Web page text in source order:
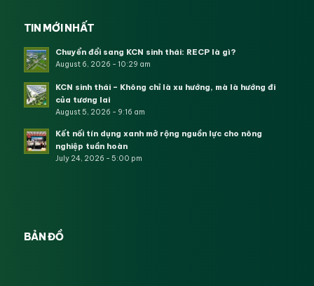
TIN MỚI NHẤT
Chuyển đổi sang KCN sinh thái: RECP là gì?
August 6, 2026 - 10:29 am
KCN sinh thái – Không chỉ là xu hướng, mà là hướng đi
của tương lai
August 5, 2026 - 9:16 am
Kết nối tín dụng xanh mở rộng nguồn lực cho nông
nghiệp tuần hoàn
July 24, 2026 - 5:00 pm
BẢN ĐỒ